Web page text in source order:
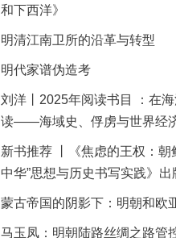
和下西洋》
明清江南卫所的沿革与转型
明代家谱伪造考
刘洋丨2025年阅读书目 ：在
读——海域史、俘虏与世界经
新书推荐 丨《焦虑的王权：朝
中华”思想与历史书写实践》出
蒙古帝国的阴影下：明朝和欧
马玉凤：明朝陆路丝绸之路管